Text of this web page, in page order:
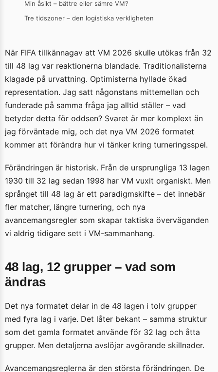
Min åsikt – bättre eller sämre VM?
Tre tidszoner – den logistiska verkligheten
När FIFA tillkännagav att VM 2026 skulle utökas från 32
till 48 lag var reaktionerna blandade. Traditionalisterna
klagade på urvattning. Optimisterna hyllade ökad
representation. Jag satt någonstans mittemellan och
funderade på samma fråga jag alltid ställer – vad
betyder detta för oddsen? Svaret är mer komplext än
jag förväntade mig, och det nya VM 2026 formatet
kommer att förändra hur vi tänker kring turneringsspel.
Förändringen är historisk. Från de ursprungliga 13 lagen
1930 till 32 lag sedan 1998 har VM vuxit organiskt. Men
språnget till 48 lag är ett paradigmskifte – det innebär
fler matcher, längre turnering, och nya
avancemangsregler som skapar taktiska överväganden
vi aldrig tidigare sett i VM-sammanhang.
48 lag, 12 grupper – vad som
ändras
Det nya formatet delar in de 48 lagen i tolv grupper
med fyra lag i varje. Det låter bekant – samma struktur
som det gamla formatet använde för 32 lag och åtta
grupper. Men detaljerna avslöjar avgörande skillnader.
Avancemangsreglerna är den största förändringen. De